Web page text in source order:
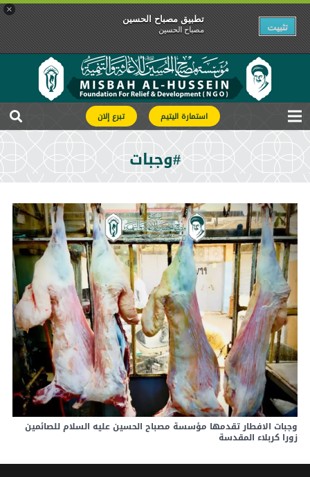
×
تطبیق مصباح الحسین
مصباح الحسین تثبیت
استمارة اليتيم تبرع إلان
#وجبات
وجبات الافطار تقدمها مؤسسة مصباح الحسين عليه السلام للصائمين
زورا كربلاء المقدسة